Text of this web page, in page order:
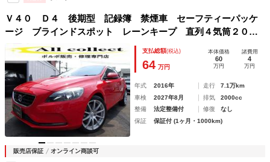
Ｖ４０ Ｄ４ 後期型 記録簿 禁煙車 セーフティーパッケ
ージ ブラインドスポット レーンキープ 直列４気筒２００
０ＣＣディーゼルターボ アイシン製８速ＡＴ
支払総額(税込)
64 万円
本体価格
60
万円
諸費用
4
万円
年式 2016年 走行
7.1万km
車検
2027年8月 排気
2000cc
整備
法定整備付 修復
なし
保証
保証付 (1ヶ月・1000km)
販売店保証 オンライン商談可